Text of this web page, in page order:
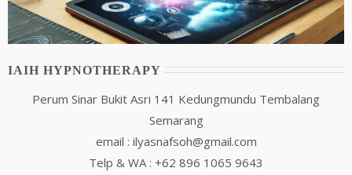
IAIH HYPNOTHERAPY
Perum Sinar Bukit Asri 141 Kedungmundu Tembalang
Semarang
email : ilyasnafsoh@gmail.com
Telp & WA : +62 896 1065 9643